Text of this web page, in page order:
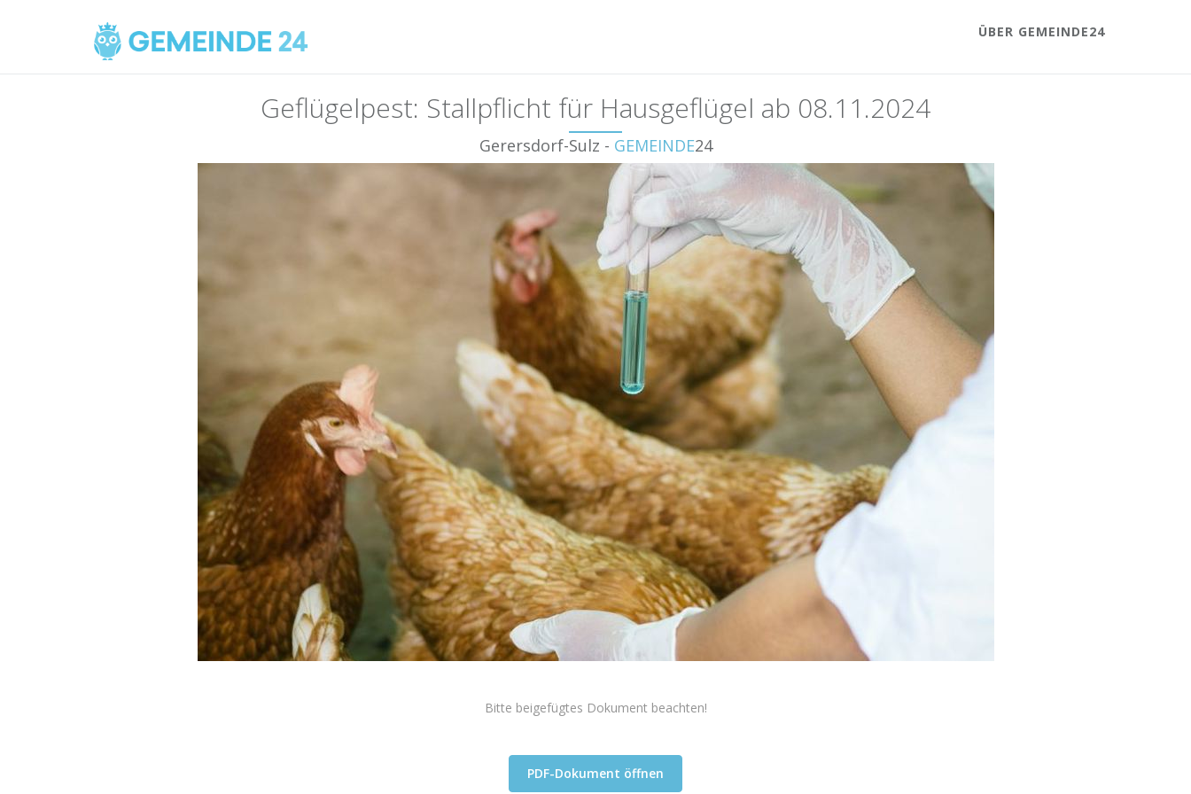
ÜBER GEMEINDE24
Geflügelpest: Stallpflicht für Hausgeflügel ab 08.11.2024
Gerersdorf-Sulz - GEMEINDE24
Bitte beigefügtes Dokument beachten!
PDF-Dokument öffnen